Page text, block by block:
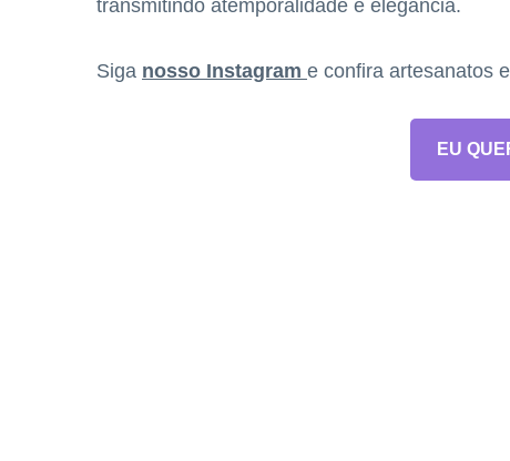
transmitindo atemporalidade e elegância.
Siga nosso Instagram e confira artesanatos
EU